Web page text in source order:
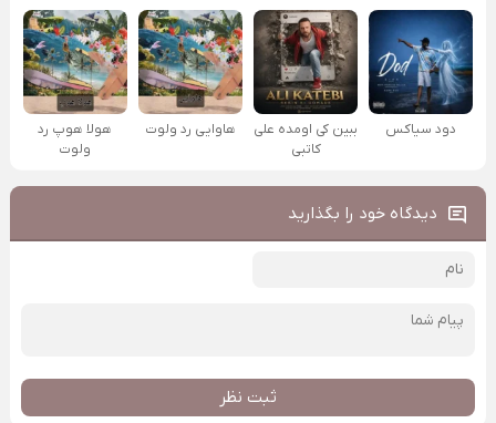
دود سیاکس
ببین کی اومده علی
کاتبی
هاوایی رد ولوت
هولا هوپ رد
ولوت
دیدگاه خود را بگذارید
ثبت نظر